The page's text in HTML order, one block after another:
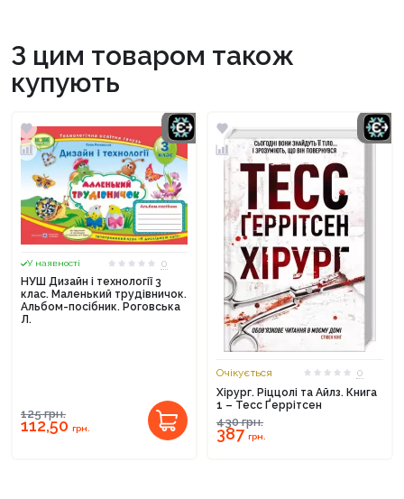
З цим товаром також
купують
У наявності
0
НУШ Дизайн і технології 3
клас. Маленький трудівничок.
Альбом-посібник. Роговська
Л.
125грн.
112,50 грн.
Очікується
0
Хірург. Ріццолі та Айлз. Книга
1 – Тесс Ґеррітсен
430грн.
387грн.